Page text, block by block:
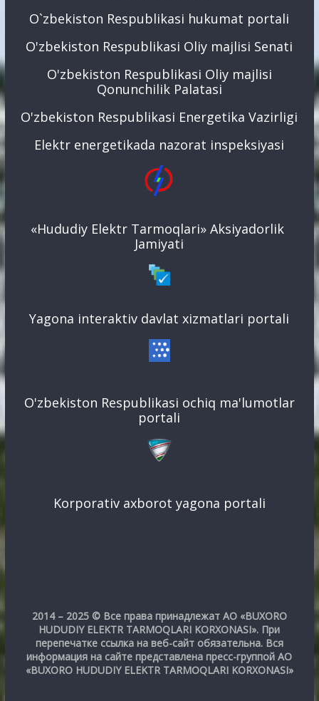
O`zbekiston Respublikasi hukumat portali
O'zbekiston Respublikasi Oliy majlisi Senati
O'zbekiston Respublikasi Oliy majlisi
Qonunchilik Palatasi
O'zbekiston Respublikasi Energetika Vazirligi
Elektr energetikada nazorat inspeksiyasi
«Hududiy Elektr Tarmoqlari» Aksiyadorlik
Jamiyati
Yagona interaktiv davlat xizmatlari portali
O'zbekiston Respublikasi ochiq ma'lumotlar
portali
Korporativ axborot yagona portali
2014 – 2025 © Все права принадлежат АО «BUXORO
HUDUDIY ELEKTR TARMOQLARI KORXONASI». При
перепечатке ссылка на веб-сайт обязательна. Вся
информация на сайте представлена пресс-группой АО
«BUXORO HUDUDIY ELEKTR TARMOQLARI KORXONASI»